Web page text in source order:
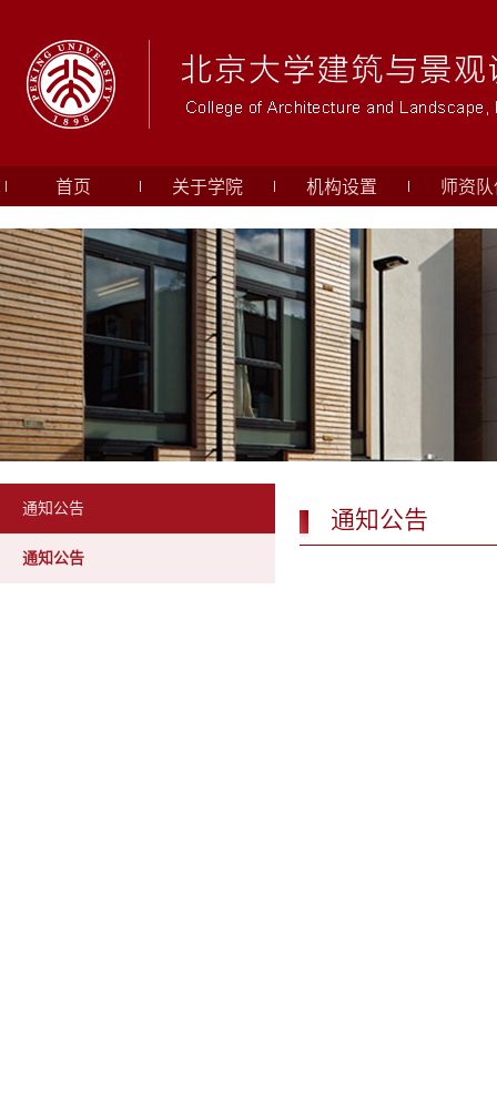
首页 关于学院 机构设置 师资队
通知公告
通知公告
通知公告